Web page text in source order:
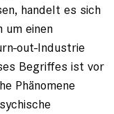
handelt es sich
um einen
out-Industrie
Begriffes ist vor
Phänomene